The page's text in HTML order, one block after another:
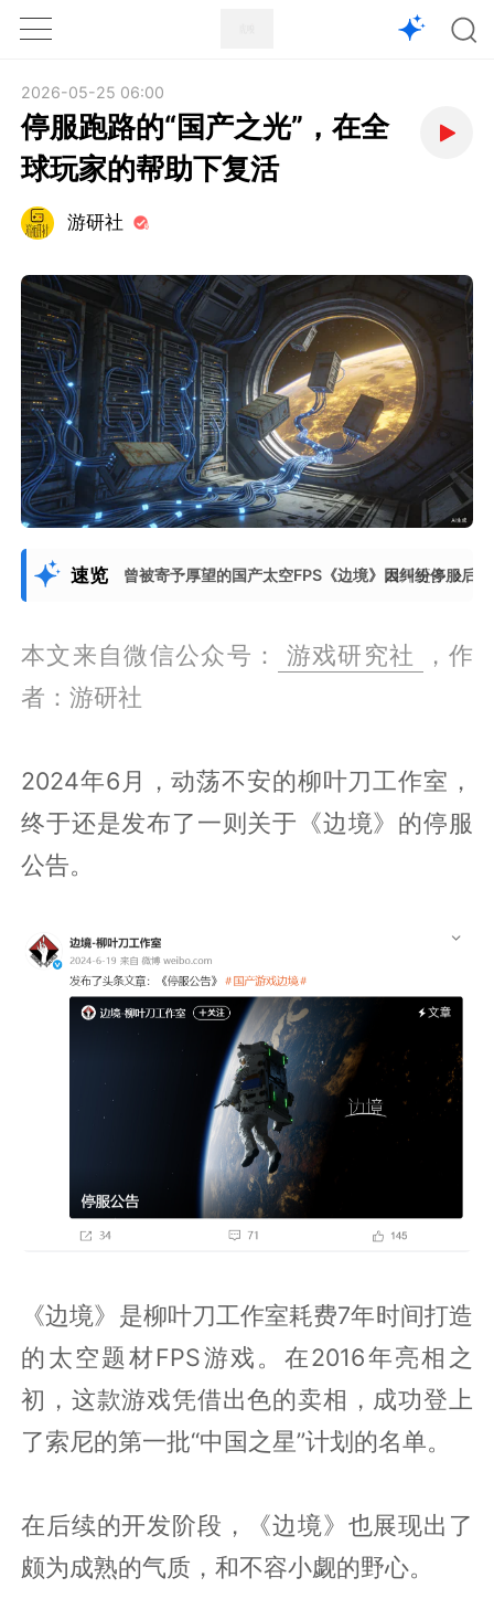
1X
2026-05-25 06:00
停服跑路的“国产之光”，在全
球玩家的帮助下复活
游研社
速览 曾被寄予厚望的国产太空FPS《边境》因纠纷停服后
展开更多
本文来自微信公众号： 游戏研究社
，作
者：游研社
2024年6月，动荡不安的柳叶刀工作室，
终于还是发布了一则关于《边境》的停服
公告。
《边境》是柳叶刀工作室耗费7年时间打造
的太空题材FPS游戏。在2016年亮相之
初，这款游戏凭借出色的卖相，成功登上
了索尼的第一批“中国之星”计划的名单。
在后续的开发阶段，《边境》也展现出了
颇为成熟的气质，和不容小觑的野心。